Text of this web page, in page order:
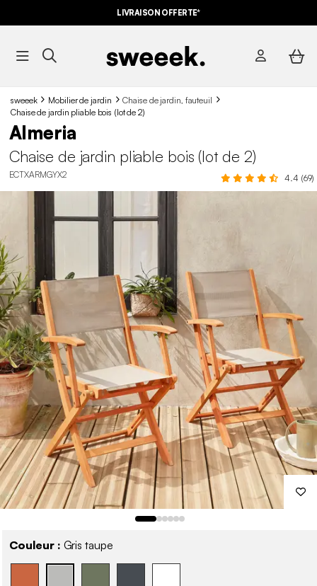
LIVRAISON OFFERTE*
sweeek Mobilier de jardin
Chaise de jardin, fauteuil
Chaise de jardin pliable bois (lot de 2)
Almeria
Chaise de jardin pliable bois (lot de 2)
ECTXARMGYX2 4.4 (69)
Couleur : Gris taupe